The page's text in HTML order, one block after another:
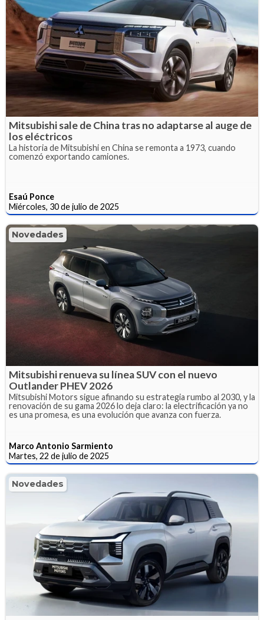
Mitsubishi sale de China tras no adaptarse al auge de
los eléctricos
La historia de Mitsubishi en China se remonta a 1973, cuando
comenzó exportando camiones.
Esaú Ponce
Miércoles, 30 de julio de 2025
Novedades
Mitsubishi renueva su línea SUV con el nuevo
Outlander PHEV 2026
Mitsubishi Motors sigue afinando su estrategia rumbo al 2030, y la
renovación de su gama 2026 lo deja claro: la electrificación ya no
es una promesa, es una evolución que avanza con fuerza.
Marco Antonio Sarmiento
Martes, 22 de julio de 2025
Novedades